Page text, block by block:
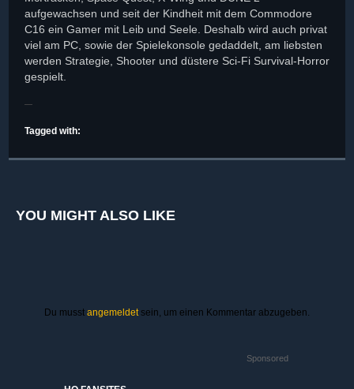
aufgewachsen und seit der Kindheit mit dem Commodore
C16 ein Gamer mit Leib und Seele. Deshalb wird auch privat
viel am PC, sowie der Spielekonsole gedaddelt, am liebsten
werden Strategie, Shooter und düstere Sci-Fi Survival-Horror
gespielt.
Tagged with:
YOU MIGHT ALSO LIKE
Du musst angemeldetsein, um einen Kommentar abzugeben.
Sponsored